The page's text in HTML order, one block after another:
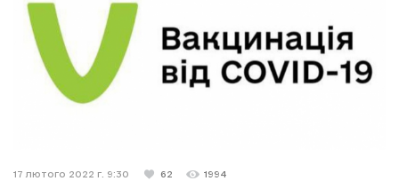
17 лютого 2022 г. 9:30 62 1994